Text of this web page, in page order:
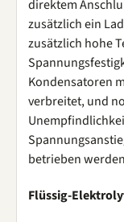
direktem
zusätzlich ein
zusätzlich hohe
Kondensatoren
verbreitet, und
betrieben
Flüssig-